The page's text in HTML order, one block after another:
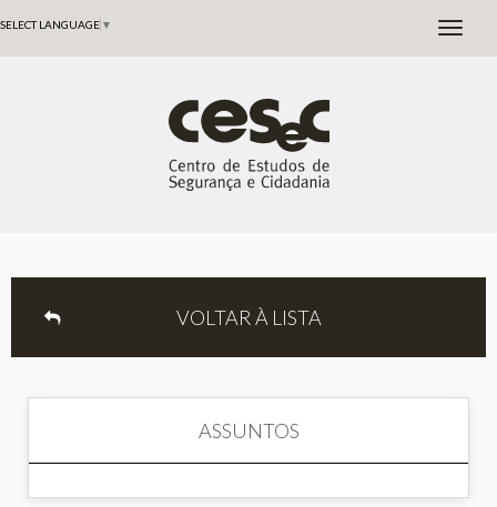
SELECT LANGUAGE ▼
VOLTAR À LISTA
ASSUNTOS